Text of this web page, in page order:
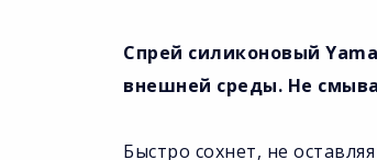
Спрей силиконовый
внешней среды. Не
Быстро сохнет, не